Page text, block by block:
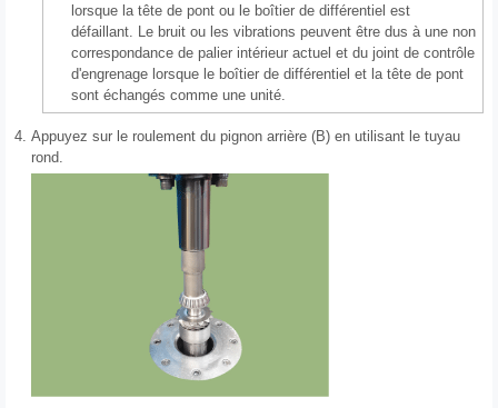
lorsque la tête de pont ou le boîtier de différentiel est
défaillant. Le bruit ou les vibrations peuvent être dus à une non
correspondance de palier intérieur actuel et du joint de contrôle
d'engrenage lorsque le boîtier de différentiel et la tête de pont
sont échangés comme une unité.
4. Appuyez sur le roulement du pignon arrière (B) en utilisant le tuyau
rond.